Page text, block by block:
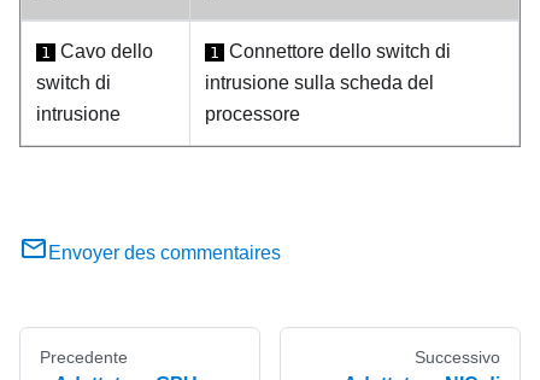
1
Cavo dello
switch di
intrusione
1
Connettore dello switch di
intrusione sulla scheda del
processore
Envoyer des commentaires
Precedente Successivo